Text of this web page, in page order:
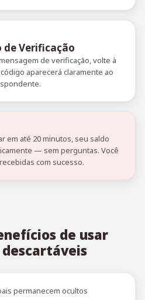
de Verificação
de verificação, volte à
aparecerá claramente ao
em até 20 minutos, seu saldo
— sem perguntas. Você
com sucesso.
de usar
permanecem ocultos